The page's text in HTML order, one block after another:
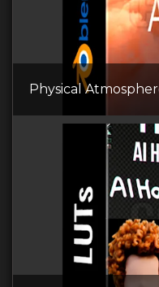
Physical